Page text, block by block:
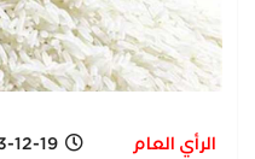
الرأي العام 11:16 AM